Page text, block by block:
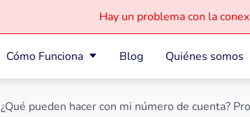
Hay un problema con la
Cómo Funciona Blog Quiénes somos
¿Qué pueden hacer con mi número de cuenta?